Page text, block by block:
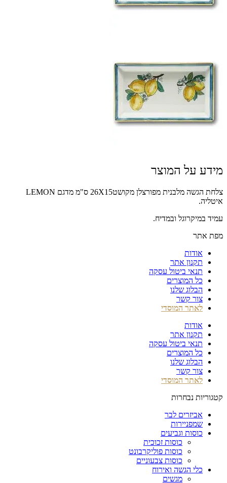
מידע על המוצר
צלחת הגשה מלבנית מפורצלן מקושט26X15 ס"מ מדגם LEMON
איטליה.
עמיד במיקרוגל ובמדיח.
מפת אתר
אודות
תקנון אתר
תנאי ביטול עסקה
כל המוצרים
הבלוג שלנו
צור קשר
לאתר המוסדי
אודות
תקנון אתר
תנאי ביטול עסקה
כל המוצרים
הבלוג שלנו
צור קשר
לאתר המוסדי
קטגוריות נבחרות
אביזרים לבר
שמפניירות
כוסות וגביעים
כוסות זכוכית
כוסות פוליקרבונט
כוסות צבעוניים
כלי הגשה ואירוח
מגשים